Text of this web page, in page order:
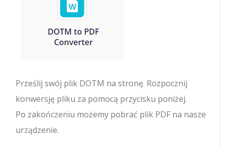
Prześlij swój plik DOTM na stronę. Rozpocznij
konwersję pliku za pomocą przycisku poniżej.
Po zakończeniu możemy pobrać plik PDF na nasze
urządzenie.